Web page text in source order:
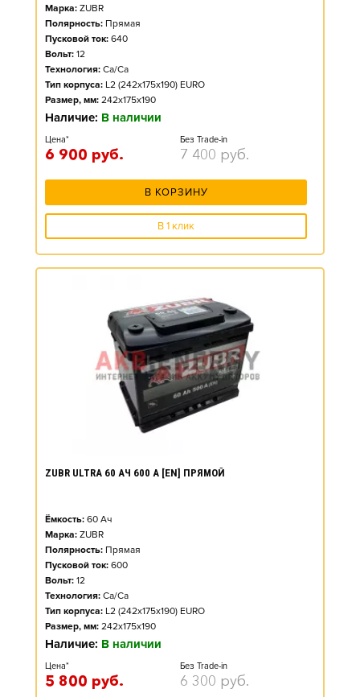
Марка: ZUBR
Полярность: Прямая
Пусковой ток: 640
Вольт: 12
Технология: Ca/Ca
Тип корпуса: L2 (242x175x190) EURO
Размер, мм: 242x175x190
Наличие: В наличии
Цена*
6 900 руб.
Без Trade-in
7 400 руб.
В КОРЗИНУ
В 1 клик
ZUBR ULTRA 60 АЧ 600 А [EN] ПРЯМОЙ
Ёмкость: 60 Ач
Марка: ZUBR
Полярность: Прямая
Пусковой ток: 600
Вольт: 12
Технология: Ca/Ca
Тип корпуса: L2 (242x175x190) EURO
Размер, мм: 242x175x190
Наличие: В наличии
Цена*
5 800 руб.
Без Trade-in
6 300 руб.